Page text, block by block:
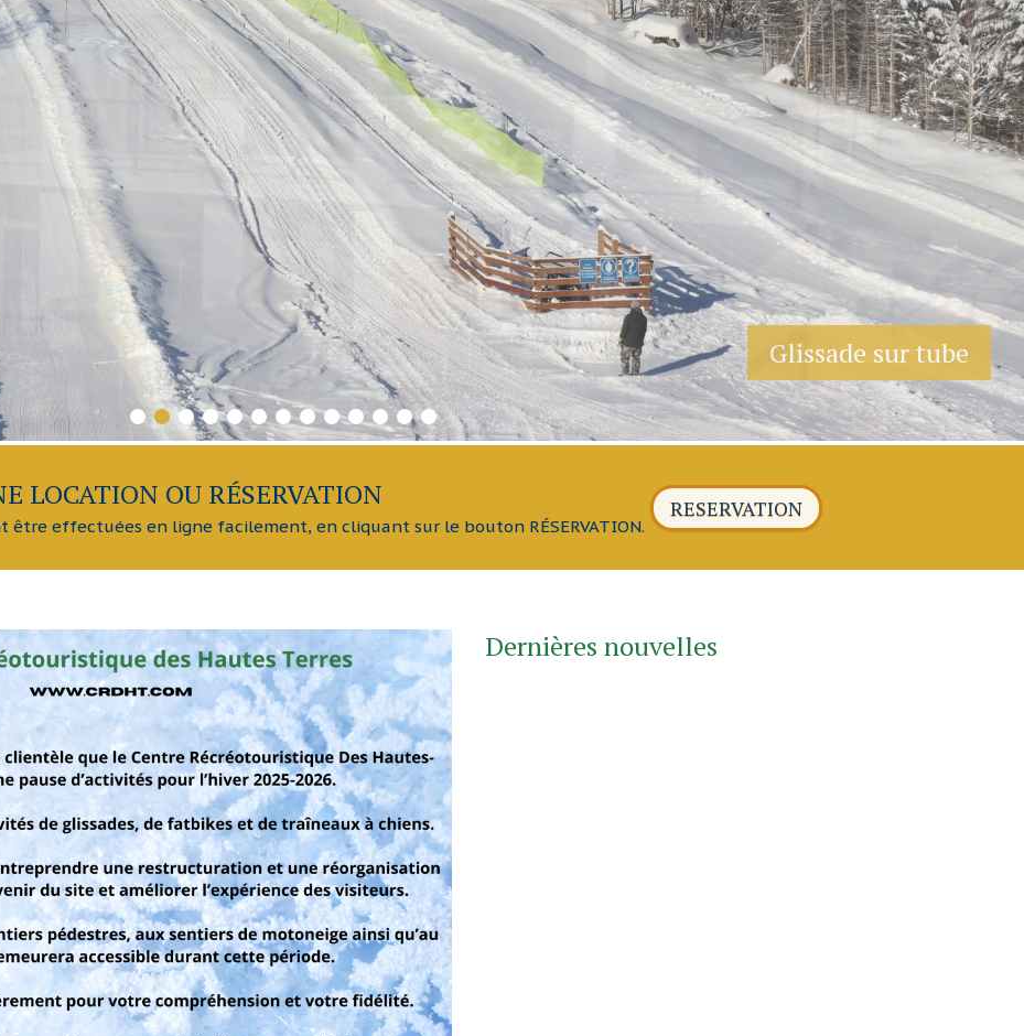
Glissade sur tube
1 2 3 4 5 6 7 8 9 10 11 12 13
LOCATION OU RÉSERVATION
être effectuées en ligne facilement, en cliquant sur le bouton RÉSERVATION.
RESERVATION
Dernières nouvelles